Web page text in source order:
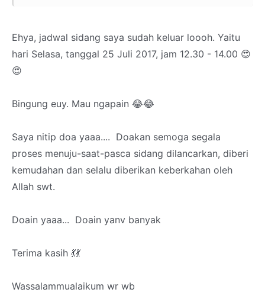
Ehya, jadwal sidang saya sudah keluar loooh. Yaitu
hari Selasa, tanggal 25 Juli 2017, jam 12.30 - 14.00 😍
😍
Bingung euy. Mau ngapain 😂😂
Saya nitip doa yaaa.... Doakan semoga segala
proses menuju-saat-pasca sidang dilancarkan, diberi
kemudahan dan selalu diberikan keberkahan oleh
Allah swt.
Doain yaaa... Doain yanv banyak
Terima kasih 💃💃
Wassalammualaikum wr wb